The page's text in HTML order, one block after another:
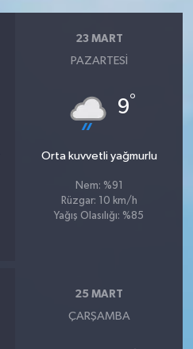
23 MART
PAZARTESI
9°
Orta kuvvetli yağmurlu
Nem: %91
Rüzgar: 10 km/h
Yağış Olasılığı: %85
25 MART
ÇARŞAMBA